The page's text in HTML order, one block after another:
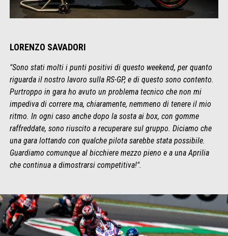
LORENZO SAVADORI
"Sono stati molti i punti positivi di questo weekend, per quanto
riguarda il nostro lavoro sulla RS-GP, e di questo sono contento.
Purtroppo in gara ho avuto un problema tecnico che non mi
impediva di correre ma, chiaramente, nemmeno di tenere il mio
ritmo. In ogni caso anche dopo la sosta ai box, con gomme
raffreddate, sono riuscito a recuperare sul gruppo. Diciamo che
una gara lottando con qualche pilota sarebbe stata possibile.
Guardiamo comunque al bicchiere mezzo pieno e a una Aprilia
che continua a dimostrarsi competitiva!".